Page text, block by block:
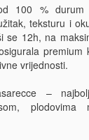
100 % durum
teksturu i
se 12h, na
premium
vrijednosti.
–